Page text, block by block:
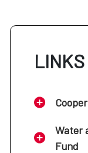
LINKS
Water
Fund